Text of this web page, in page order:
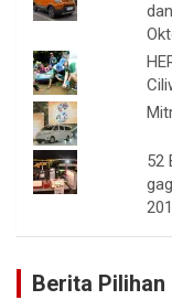
52
Berita Pilihan